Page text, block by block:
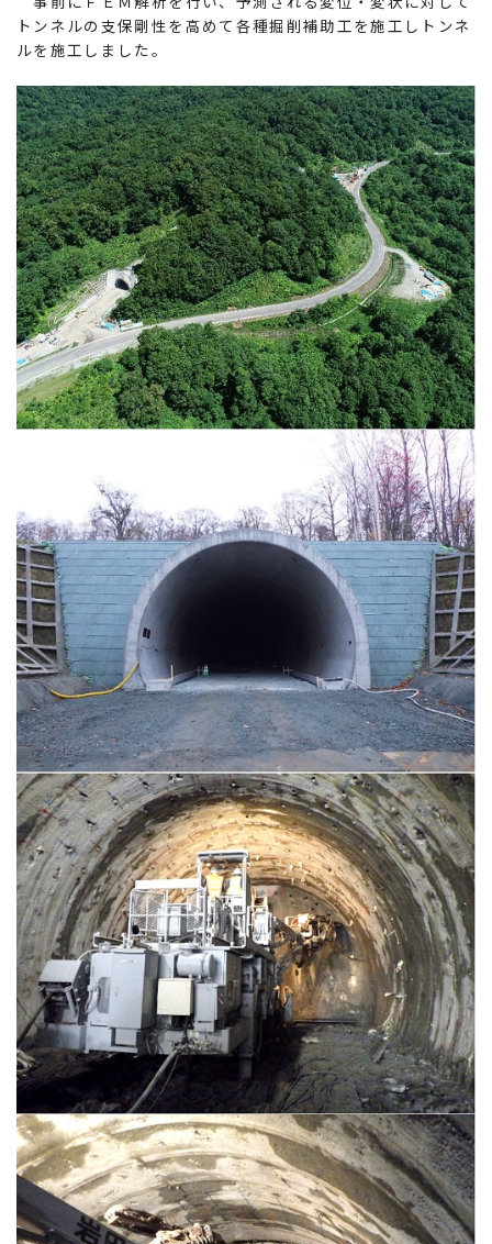
トンネルの支保剛性を高めて各種掘削補助工を施工しトンネ
ルを施工しました。